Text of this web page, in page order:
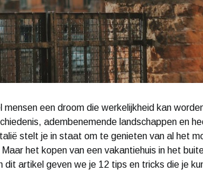
een droom die werkelijkheid kan
adembenemende landschappen en
stelt je in staat om te genieten van al het
het kopen van een vakantiehuis in het
artikel geven we je 12 tips en tricks die je